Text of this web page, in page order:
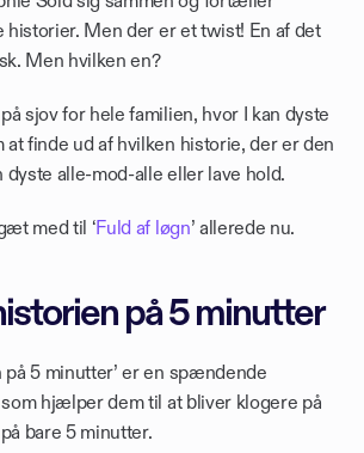
historier. Men der er et twist! En af det
Men hvilken en?
sjov for hele familien, hvor I kan dyste
at finde ud af hvilken historie, der er den
dyste alle-mod-alle eller lave hold.
med til ‘Fuld af løgn’ allerede nu.
på 5 minutter
på 5 minutter’ er en spændende
hjælper dem til at bliver klogere på
bare 5 minutter.